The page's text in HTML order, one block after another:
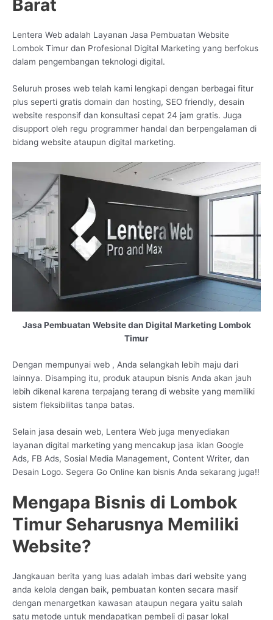
Barat
Lentera Web adalah Layanan Jasa Pembuatan Website
Lombok Timur dan Profesional Digital Marketing yang berfokus
dalam pengembangan teknologi digital.
Seluruh proses web telah kami lengkapi dengan berbagai fitur
plus seperti gratis domain dan hosting, SEO friendly, desain
website responsif dan konsultasi cepat 24 jam gratis. Juga
disupport oleh regu programmer handal dan berpengalaman di
bidang website ataupun digital marketing.
Jasa Pembuatan Website dan Digital Marketing Lombok
Timur
Dengan mempunyai web , Anda selangkah lebih maju dari
lainnya. Disamping itu, produk ataupun bisnis Anda akan jauh
lebih dikenal karena terpajang terang di website yang memiliki
sistem fleksibilitas tanpa batas.
Selain jasa desain web, Lentera Web juga menyediakan
layanan digital marketing yang mencakup jasa iklan Google
Ads, FB Ads, Sosial Media Management, Content Writer, dan
Desain Logo. Segera Go Online kan bisnis Anda sekarang juga!!
Mengapa Bisnis di Lombok
Timur Seharusnya Memiliki
Website?
Jangkauan berita yang luas adalah imbas dari website yang
anda kelola dengan baik, pembuatan konten secara masif
dengan menargetkan kawasan ataupun negara yaitu salah
satu metode untuk mendapatkan pembeli di pasar lokal